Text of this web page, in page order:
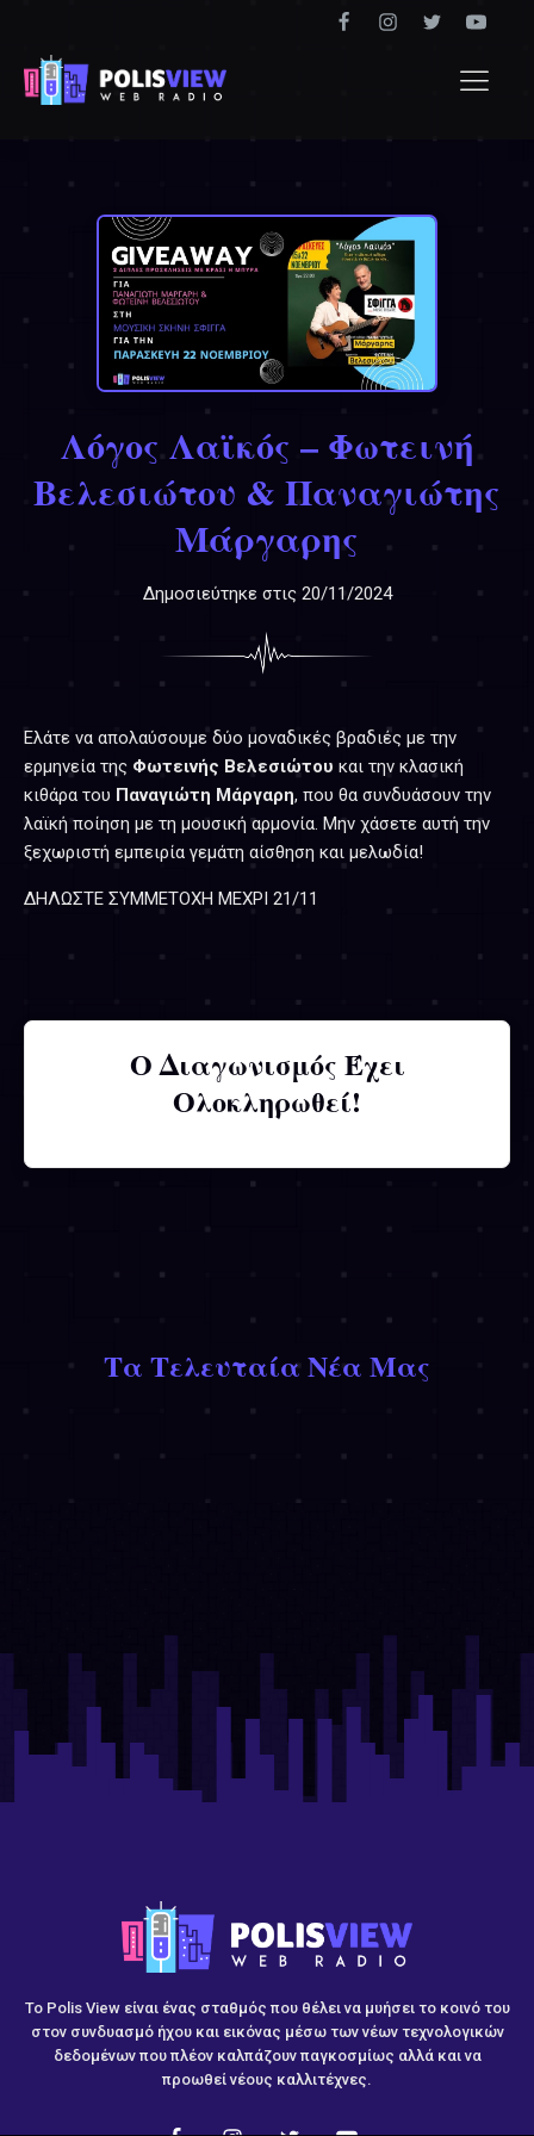
Λόγος Λαϊκός – Φωτεινή
Βελεσιώτου & Παναγιώτης
Μάργαρης
Δημοσιεύτηκε στις 20/11/2024
Ελάτε να απολαύσουμε δύο μοναδικές βραδιές με την
ερμηνεία της Φωτεινής Βελεσιώτου και την κλασική
κιθάρα του Παναγιώτη Μάργαρη, που θα συνδυάσουν την
λαϊκή ποίηση με τη μουσική αρμονία. Μην χάσετε αυτή την
ξεχωριστή εμπειρία γεμάτη αίσθηση και μελωδία!
ΔΗΛΩΣΤΕ ΣΥΜΜΕΤΟΧΗ ΜΕΧΡΙ 21/11
Ο Διαγωνισμός Έχει
Ολοκληρωθεί!
Τα Τελευταία Νέα Μας
Το Polis View είναι ένας σταθμός που θέλει να μυήσει το κοινό του
στον συνδυασμό ήχου και εικόνας μέσω των νέων τεχνολογικών
δεδομένων που πλέον καλπάζουν παγκοσμίως αλλά και να
προωθεί νέους καλλιτέχνες.